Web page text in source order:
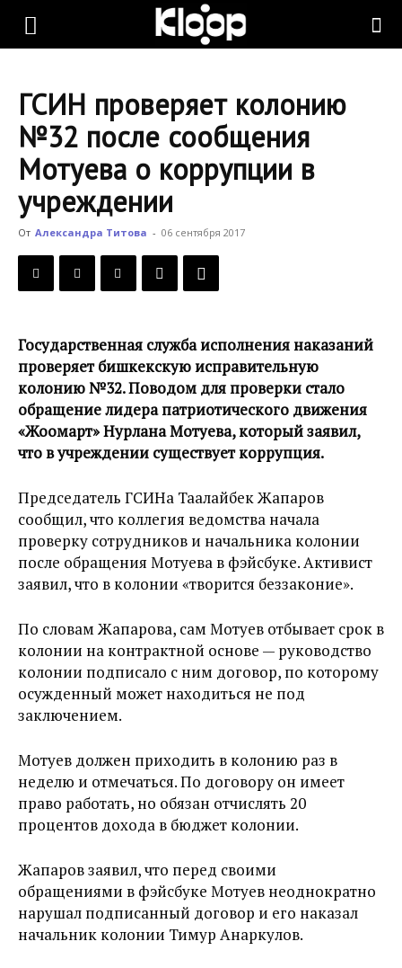
KLOOP.KG
Новости
Кыргызстана
ГСИН проверяет колонию
№32 после сообщения
Мотуева о коррупции в
учреждении
От Александра Титова - 06 сентября 2017
Государственная служба исполнения наказаний
проверяет бишкекскую исправительную
колонию №32. Поводом для проверки стало
обращение лидера патриотического движения
«Жоомарт» Нурлана Мотуева, который заявил,
что в учреждении существует коррупция.
Председатель ГСИНа Таалайбек Жапаров
сообщил, что коллегия ведомства начала
проверку сотрудников и начальника колонии
после обращения Мотуева в фэйсбуке. Активист
заявил, что в колонии «творится беззаконие».
По словам Жапарова, сам Мотуев отбывает срок в
колонии на контрактной основе — руководство
колонии подписало с ним договор, по которому
осужденный может находиться не под
заключением.
Мотуев должен приходить в колонию раз в
неделю и отмечаться. По договору он имеет
право работать, но обязан отчислять 20
процентов дохода в бюджет колонии.
Жапаров заявил, что перед своими
обращениями в фэйсбуке Мотуев неоднократно
нарушал подписанный договор и его наказал
начальник колонии Тимур Анаркулов.